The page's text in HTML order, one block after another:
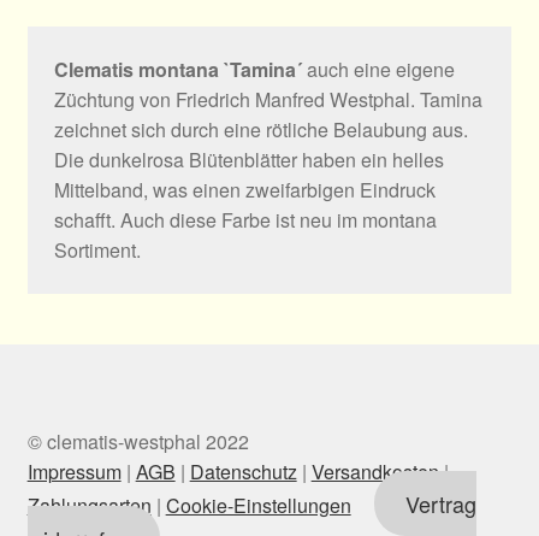
Clematis montana `Tamina´auch eine eigene
Züchtung von Friedrich Manfred Westphal. Tamina
zeichnet sich durch eine rötliche Belaubung aus.
Die dunkelrosa Blütenblätter haben ein helles
Mittelband, was einen zweifarbigen Eindruck
schafft. Auch diese Farbe ist neu im montana
Sortiment.
© clematis-westphal 2022
Impressum| AGB | Datenschutz | Versandkosten|
Zahlungsarten | Cookie-Einstellungen
Vertrag